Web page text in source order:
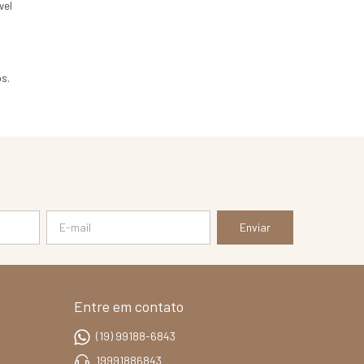
Entre em contato
(19) 99188-6843
19991886843